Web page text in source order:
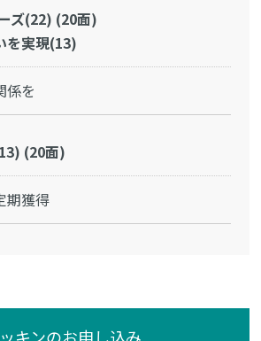
ズ(22) (20面)
を実現(13)
係を
(20面)
期獲得
キンのお申し込み